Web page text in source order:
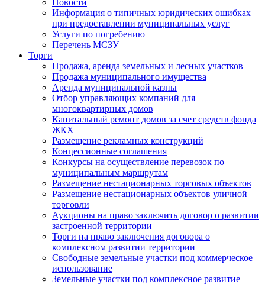
Новости
Информация о типичных юридических ошибках
при предоставлении муниципальных услуг
Услуги по погребению
Перечень МСЗУ
Торги
Продажа, аренда земельных и лесных участков
Продажа муниципального имущества
Аренда муниципальной казны
Отбор управляющих компаний для
многоквартирных домов
Капитальный ремонт домов за счет средств фонда
ЖКХ
Размещение рекламных конструкций
Концессионные соглашения
Конкурсы на осуществление перевозок по
муниципальным маршрутам
Размещение нестационарных торговых объектов
Размещение нестационарных объектов уличной
торговли
Аукционы на право заключить договор о развитии
застроенной территории
Торги на право заключения договора о
комплексном развитии территории
Свободные земельные участки под коммерческое
использование
Земельные участки под комплексное развитие